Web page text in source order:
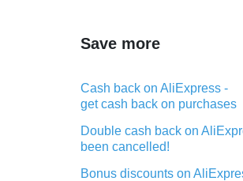
Save more
Cash back on AliExpress -
get cash back on purchases
Double cash back on
been cancelled!
Bonus discounts on